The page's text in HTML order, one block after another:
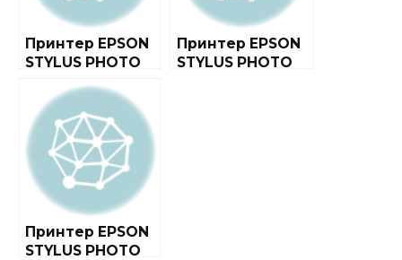
Принтер EPSON
STYLUS PHOTO
Принтер EPSON
STYLUS PHOTO
Принтер EPSON
STYLUS PHOTO